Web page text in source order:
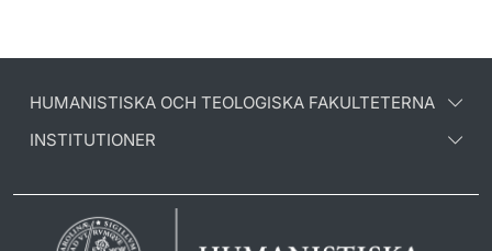
HUMANISTISKA OCH TEOLOGISKA FAKULTETERNA
INSTITUTIONER